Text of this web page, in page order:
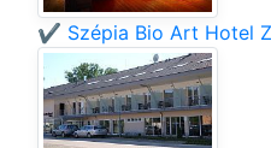
✔️ Szépia Bio Art Hotel